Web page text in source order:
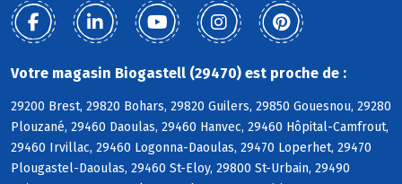
Votre magasin Biogastell (29470) est proche de :
29200 Brest, 29820 Bohars, 29820 Guilers, 29850 Gouesnou, 29280
Plouzané, 29460 Daoulas, 29460 Hanvec, 29460 Hôpital-Camfrout,
29460 Irvillac, 29460 Logonna-Daoulas, 29470 Loperhet, 29470
Plougastel-Daoulas, 29460 St-Eloy, 29800 St-Urbain, 29490